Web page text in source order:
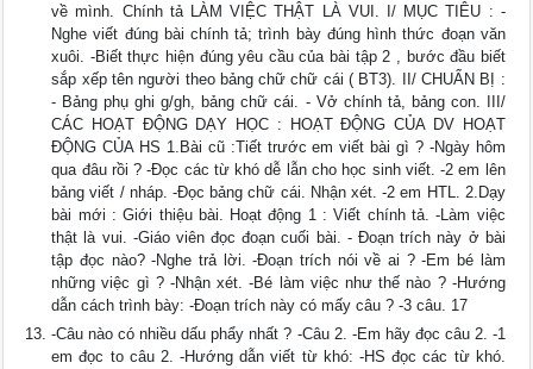
về mình. Chính tả LÀM VIỆC THẬT LÀ VUI. I/ MỤC TIÊU : -
Nghe viết đúng bài chính tả; trình bày đúng hình thức đoạn văn
xuôi. -Biết thực hiện đúng yêu cầu của bài tập 2 , bước đầu biết
sắp xếp tên người theo bảng chữ chữ cái ( BT3). II/ CHUẨN BỊ :
- Bảng phụ ghi g/gh, bảng chữ cái. - Vở chính tả, bảng con. III/
CÁC HOẠT ĐỘNG DẠY HỌC : HOẠT ĐỘNG CỦA DV HOẠT
ĐỘNG CỦA HS 1.Bài cũ :Tiết trước em viết bài gì ? -Ngày hôm
qua đâu rồi ? -Đọc các từ khó dễ lẫn cho học sinh viết. -2 em lên
bảng viết / nháp. -Đọc bảng chữ cái. Nhận xét. -2 em HTL. 2.Dạy
bài mới : Giới thiệu bài. Hoạt động 1 : Viết chính tả. -Làm việc
thật là vui. -Giáo viên đọc đoạn cuối bài. - Đoạn trích này ở bài
tập đọc nào? -Nghe trả lời. -Đoạn trích nói về ai ? -Em bé làm
những việc gì ? -Nhận xét. -Bé làm việc như thế nào ? -Hướng
dẫn cách trình bày: -Đoạn trích này có mấy câu ? -3 câu. 17
-Câu nào có nhiều dấu phẩy nhất ? -Câu 2. -Em hãy đọc câu 2. -1
em đọc to câu 2. -Hướng dẫn viết từ khó: -HS đọc các từ khó.